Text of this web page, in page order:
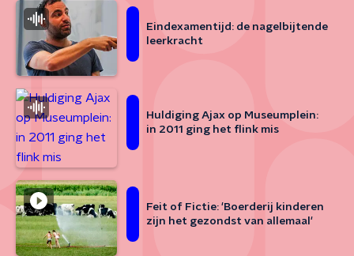
Eindexamentijd: de nagelbijtende
leerkracht
Huldiging Ajax op Museumplein:
in 2011 ging het flink mis
Feit of Fictie: 'Boerderij kinderen
zijn het gezondst van allemaal'